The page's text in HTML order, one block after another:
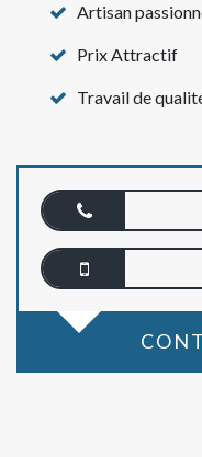
Artisan
Prix Attractif
Travail de